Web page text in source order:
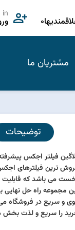
0
in
مشتریان ما
توضیحات
فیلتر اجکس
ترین فیلترهای
می باشد که
مجموعه راه حل نهایی
و سریع در فروشگاه
را سریع و لذت بخش